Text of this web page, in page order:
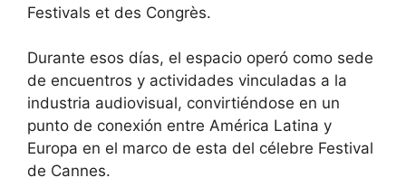
Festivals et des Congrès.
Durante esos días, el espacio operó como sede
de encuentros y actividades vinculadas a la
industria audiovisual, convirtiéndose en un
punto de conexión entre América Latina y
Europa en el marco de esta del célebre Festival
de Cannes.